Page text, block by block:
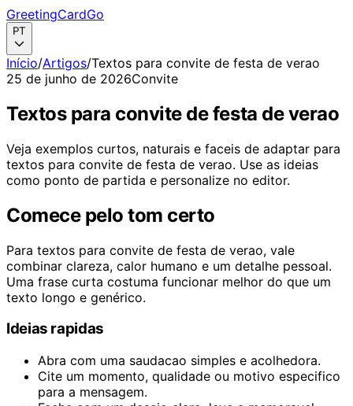
GreetingCardGo
PT
Início/Artigos/Textos para convite de festa de verao
25 de junho de 2026Convite
Textos para convite de festa de verao
Veja exemplos curtos, naturais e faceis de adaptar para
textos para convite de festa de verao. Use as ideias
como ponto de partida e personalize no editor.
Comece pelo tom certo
Para textos para convite de festa de verao, vale
combinar clareza, calor humano e um detalhe pessoal.
Uma frase curta costuma funcionar melhor do que um
texto longo e genérico.
Ideias rapidas
Abra com uma saudacao simples e acolhedora.
Cite um momento, qualidade ou motivo especifico
para a mensagem.